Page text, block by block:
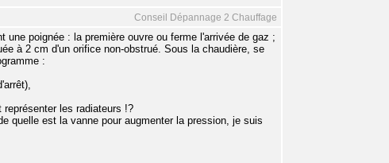
Conseil Dépannage 2 Chauffage
poignée : la première ouvre ou ferme l'arrivée de gaz ;
à 2 cm d'un orifice non-obstrué. Sous la chaudière, se
:
les radiateurs !?
quelle est la vanne pour augmenter la pression, je suis